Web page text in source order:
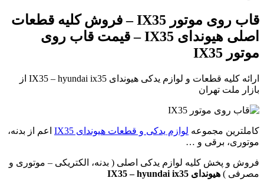
قاب روی موتور IX35 – فروش کلیه قطعات
اصلی هیوندای IX35 – قیمت قاب روی
موتور IX35
ارائه کلیه قطعات و لوازم یدکی هیوندای IX35 – hyundai ix35 از
بازار ملت تهران
کاملترین مجموعه لوازم یدکی و قطعات هیوندای IX35
اعم از بدنه،
موتوری، برقی و …
فروش و پخش کلیه لوازم یدکی اصلی ( بدنه، الکتریکی – موتوری و
مصرفی ) هیوندای IX35 – hyundai ix35